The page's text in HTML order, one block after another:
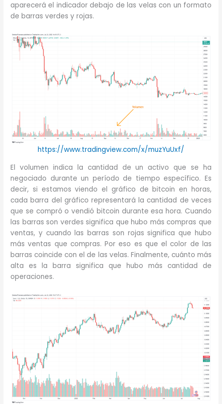
aparecerá el indicador debajo de las velas con un formato
de barras verdes y rojas.
https://www.tradingview.com/x/muzYuUxf/
El volumen indica la cantidad de un activo que se ha
negociado durante un período de tiempo específico. Es
decir, si estamos viendo el gráfico de bitcoin en horas,
cada barra del gráfico representará la cantidad de veces
que se compró o vendió bitcoin durante esa hora. Cuando
las barras son verdes significa que hubo más compras que
ventas, y cuando las barras son rojas significa que hubo
más ventas que compras. Por eso es que el color de las
barras coincide con el de las velas. Finalmente, cuánto más
alta es la barra significa que hubo más cantidad de
operaciones.